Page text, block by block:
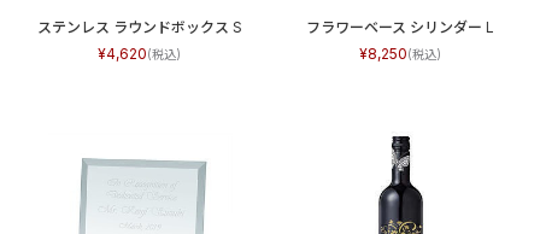
ステンレス ラウンドボックス S
4,620
フラワーベース シリンダー L
8,250